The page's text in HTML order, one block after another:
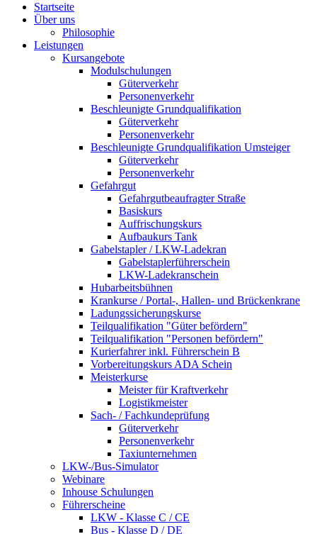
Startseite
Über uns
Philosophie
Leistungen
Kursangebote
Modulschulungen
Güterverkehr
Personenverkehr
Beschleunigte Grundqualifikation
Güterverkehr
Personenverkehr
Beschleunigte Grundqualifikation Umsteiger
Güterverkehr
Personenverkehr
Gefahrgut
Gefahrgutbeaufragter Straße
Basiskurs
Auffrischungskurs
Aufbaukurs Tank
Gabelstapler / LKW-Ladekran
Gabelstaplerführerschein
LKW-Ladekranschein
Hubarbeitsbühnen
Krankurse / Portal-, Hallen- und Brückenkrane
Ladungssicherungskurse
Teilqualifikation "Güter befördern"
Teilqualifikation "Personen befördern"
Kurierfahrer inkl. Führerschein B
Vorbereitungskurs ADA Schein
Meisterkurse
Meister für Kraftverkehr
Logistikmeister
Sach- / Fachkundeprüfung
Güterverkehr
Personenverkehr
Taxiunternehmen
LKW-/Bus-Simulator
Webinare
Inhouse Schulungen
Führerscheine
LKW - Klasse C / CE
Bus - Klasse D / DE